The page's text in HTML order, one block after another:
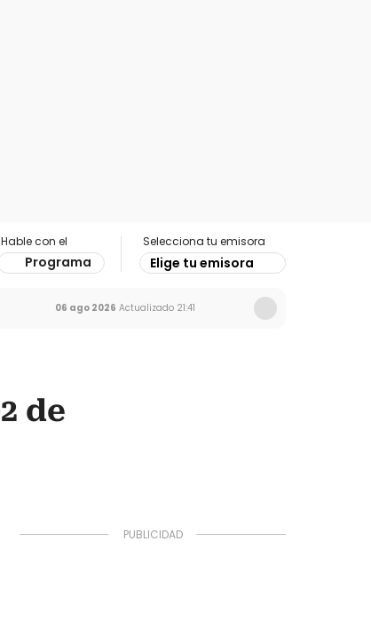
Hable con el
Programa
Selecciona tu emisora
Elige tu emisora
06 ago 2026 Actualizado 21:41
de